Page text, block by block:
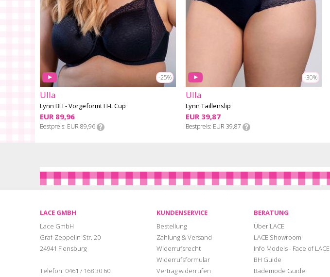
-25%
Ulla
Lynn BH - Vorgeformt H-L Cup
EUR 89,96
Bestpreis EUR 89,96
-30%
Ulla
Lynn Taillenslip
EUR 39,87
Bestpreis EUR 39,87
LACE GMBH
Lace GmbH
Graf-Zeppelin-Str. 20
24941 Flensburg
Telefon: 0461 / 168 30 60
KUNDENSERVICE
Bestellung
Zahlung & Versand
Widerrufsrecht
Widerrufsformular
Vertrag widerrufen
BERATUNG
Über LACE
LACE Showroom
Info Models - Face of LACE
BH Guide
Bademode Guide